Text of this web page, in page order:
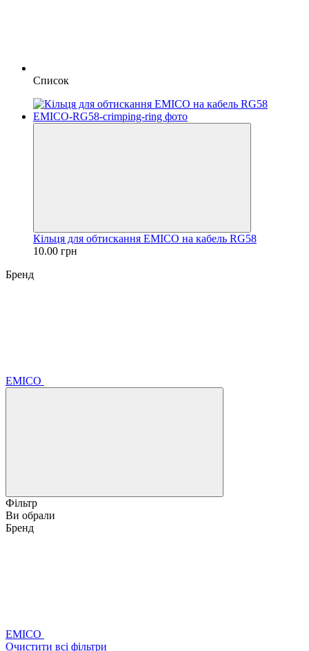
Список
Кільця для обтискання EMICO на кабель RG58
10.00 грн
Бренд
EMICO
Фільтр
Ви обрали
Бренд
EMICO
Очистити всі фільтри